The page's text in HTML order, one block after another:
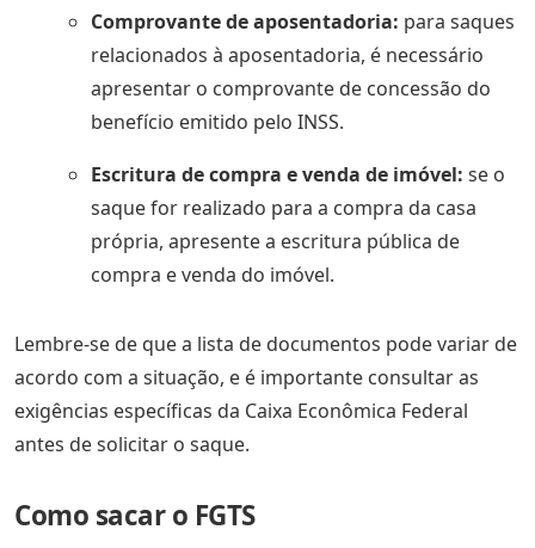
Comprovante de aposentadoria: para saques
relacionados à aposentadoria, é necessário
apresentar o comprovante de concessão do
benefício emitido pelo INSS.
Escritura de compra e venda de imóvel: se o
saque for realizado para a compra da casa
própria, apresente a escritura pública de
compra e venda do imóvel.
Lembre-se de que a lista de documentos pode variar de
acordo com a situação, e é importante consultar as
exigências específicas da Caixa Econômica Federal
antes de solicitar o saque.
Como sacar o FGTS